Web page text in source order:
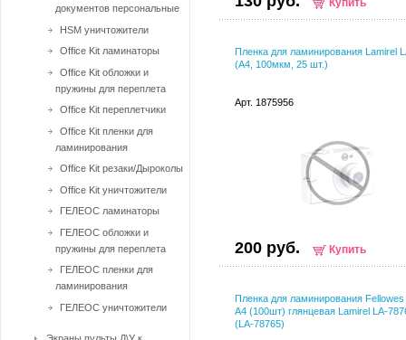
Купить
Пленка для ламинирования Lamirel
(А4, 100мкм, 25 шт.)
Арт. 1875956
200 руб. Купить
Пленка для ламинирования
A4 (100шт) глянцевая Lamirel LA-
(LA-78765)
документов персональные
HSM уничтожители
Office Kit ламинаторы
Office Kit обложки и
пружины для переплета
Office Kit переплетчики
Office Kit пленки для
ламинирования
Office Kit резаки/Дыроколы
Office Kit уничтожители
ГЕЛЕОС ламинаторы
ГЕЛЕОС обложки и
пружины для переплета
ГЕЛЕОС пленки для
ламинирования
ГЕЛЕОС уничтожители
Экраны,пульты Д\У к